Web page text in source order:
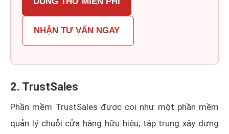
NHẬN TƯ VẤN NGAY
2. TrustSales
Phần mềm TrustSales được coi như một phần mềm
quản lý chuỗi cửa hàng hữu hiệu, tập trung xây dựng